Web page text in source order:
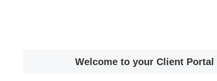
Welcome to your Client Portal